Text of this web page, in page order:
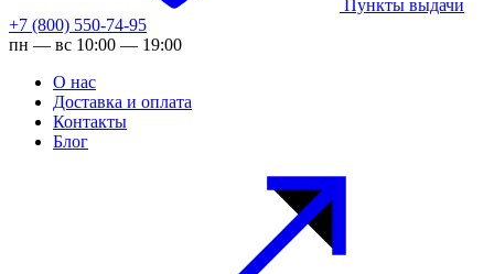
Пункты выдачи
+7 (800) 550-74-95
пн — вс 10:00 — 19:00
О нас
Доставка и оплата
Контакты
Блог